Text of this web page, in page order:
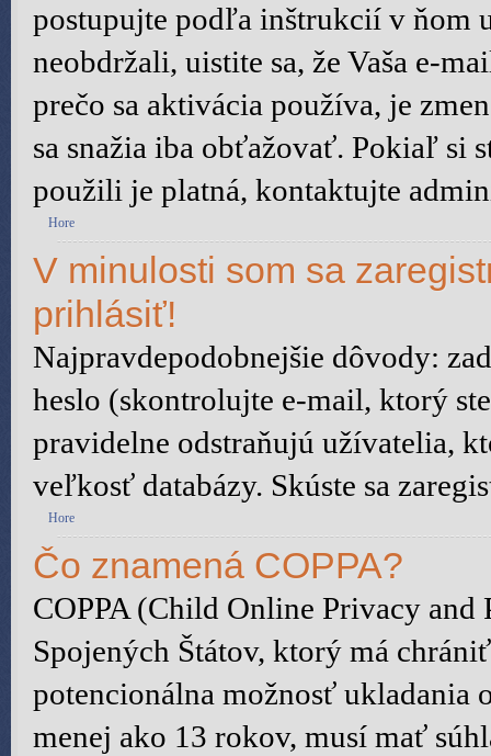
postupujte podľa inštrukcií v ňom
neobdržali, uistite sa, že Vaša e-
prečo sa aktivácia používa, je
sa snažia iba obťažovať. Pokiaľ si
použili je platná, kontaktujte
Hore
V minulosti som sa
prihlásiť!
Najpravdepodobnejšie dôvody:
heslo (skontrolujte e-mail, ktorý
pravidelne odstraňujú užívatelia,
veľkosť databázy. Skúste sa
Hore
Čo znamená COPPA?
COPPA (Child Online Privacy
Spojených Štátov, ktorý má
potencionálna možnosť
menej ako 13 rokov, musí mať